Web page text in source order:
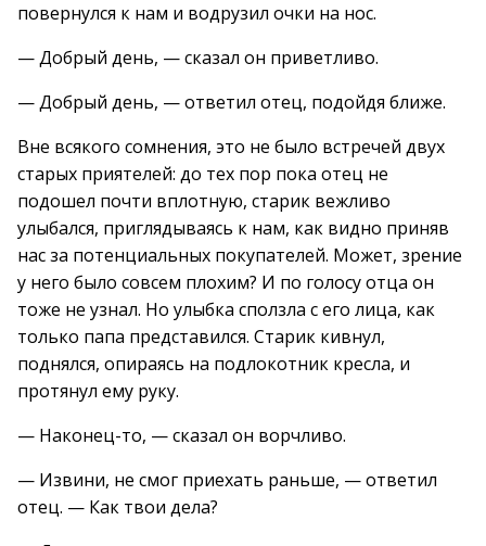
повернулся к нам и водрузил очки на нос.
— Добрый день, — сказал он приветливо.
— Добрый день, — ответил отец, подойдя ближе.
Вне всякого сомнения, это не было встречей двух
старых приятелей: до тех пор пока отец не
подошел почти вплотную, старик вежливо
улыбался, приглядываясь к нам, как видно приняв
нас за потенциальных покупателей. Может, зрение
у него было совсем плохим? И по голосу отца он
тоже не узнал. Но улыбка сползла с его лица, как
только папа представился. Старик кивнул,
поднялся, опираясь на подлокотник кресла, и
протянул ему руку.
— Наконец-то, — сказал он ворчливо.
— Извини, не смог приехать раньше, — ответил
отец. — Как твои дела?